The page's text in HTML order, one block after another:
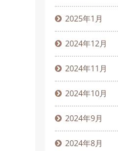
2025年1月
2024年12月
2024年11月
2024年10月
2024年9月
2024年8月